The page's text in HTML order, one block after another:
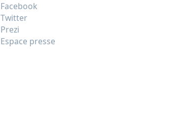
Facebook
Twitter
Prezi
Espace presse